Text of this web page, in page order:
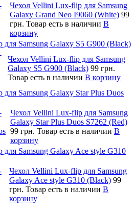
Чехол Vellini Lux-flip для Samsung
Galaxy Grand Neo I9060 (White) 99
грн. Товар есть в наличии В
корзину
Samsung Galaxy S5 G900 (Black)
Чехол Vellini Lux-flip для Samsung
Galaxy S5 G900 (Black) 99 грн.
Товар есть в наличии В корзину
Samsung Galaxy Star Plus Duos
Чехол Vellini Lux-flip для Samsung
Galaxy Star Plus Duos S7262 (Red)
99 грн. Товар есть в наличии В
корзину
Samsung Galaxy Ace style G310
Чехол Vellini Lux-flip для Samsung
Galaxy Ace style G310 (Black) 99
грн. Товар есть в наличии В
корзину